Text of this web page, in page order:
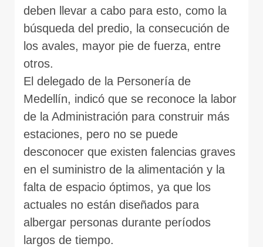
deben llevar a cabo para esto, como la
búsqueda del predio, la consecución de
los avales, mayor pie de fuerza, entre
otros.
El delegado de la Personería de
Medellín, indicó que se reconoce la labor
de la Administración para construir más
estaciones, pero no se puede
desconocer que existen falencias graves
en el suministro de la alimentación y la
falta de espacio óptimos, ya que los
actuales no están diseñados para
albergar personas durante períodos
largos de tiempo.